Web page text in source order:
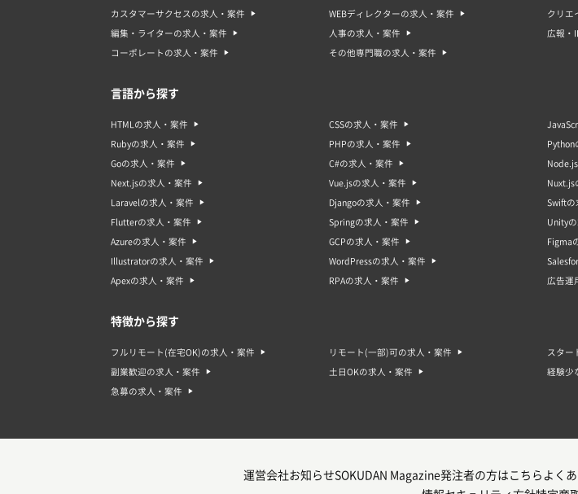
カスタマーサクセスの求人・案件 WEBディレクターの求人・案件 クリエ
編集・ライターの求人・案件 人事の求人・案件 広報・
コーポレートの求人・案件 その他専門職の求人・案件
言語から探す
HTMLの求人・案件 CSSの求人・案件
Rubyの求人・案件 PHPの求人・案件 Python
Goの求人・案件 C#の求人・案件
Next.jsの求人・案件 Vue.jsの求人・案件 Nuxt.js
Laravelの求人・案件 Djangoの求人・案件 Swiftの
Flutterの求人・案件 Springの求人・案件 Unity
Azureの求人・案件 GCPの求人・案件 Figma
Illustratorの求人・案件 WordPressの求人・案件
Apexの求人・案件 RPAの求人・案件 広告運
特徴から探す
フルリモート(在宅OK)の求人・案件 リモート(一部)可の求人・案件 スター
副業歓迎の求人・案件 土日OKの求人・案件 経験少
急募の求人・案件
運営会社お知らせSOKUDAN Magazine発注者の方はこちら よく